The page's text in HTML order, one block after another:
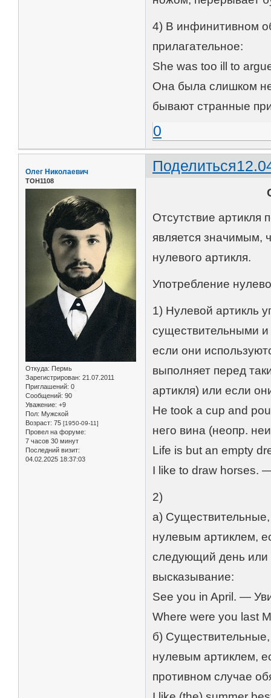
4) В инфинитивном
прилагательное:
She was too ill to
Она была слишком
бывают странные
0
Поделиться
Олег Николаевич
ТОН1108
Откуда: Пермь
Зарегистрирован: 21.07.2011
Приглашений: 0
Сообщений: 90
Уважение: +9
Пол: Мужской
Возраст: 75 [1950-09-11]
Провел на форуме:
7 часов 30 минут
Последний визит:
04.02.2025 18:37:03
Отсутствие артикля
является значимым,
нулевого артикля.
Употребление
1) Нулевой артикль
существительными
если они
выполняет перед
артикля) или если
He took a cup and
него вина (неопр.
Life is but an empty
I like to draw horses.
2)
а)
нулевым артиклем,
следующий день или
высказывание:
See you in April. —
Where were you last
б)
нулевым артиклем,
противном случае